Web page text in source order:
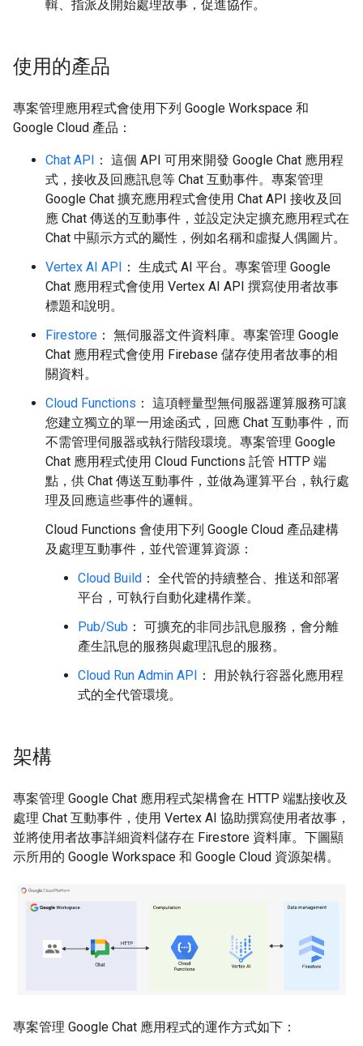
輯、指派及開始處理故事，促進協作。
使用的產品
專案管理應用程式會使用下列 Google Workspace 和
Google Cloud 產品：
Chat API ： 這個 API 可用來開發 Google Chat 應用程
式，接收及回應訊息等 Chat 互動事件。專案管理
Google Chat 擴充應用程式會使用 Chat API 接收及回
應 Chat 傳送的互動事件，並設定決定擴充應用程式在
Chat 中顯示方式的屬性，例如名稱和虛擬人偶圖片。
Vertex AI API ： 生成式 AI 平台。專案管理 Google
Chat 應用程式會使用 Vertex AI API 撰寫使用者故事
標題和說明。
Firestore ： 無伺服器文件資料庫。專案管理 Google
Chat 應用程式會使用 Firebase 儲存使用者故事的相
關資料。
Cloud Functions ： 這項輕量型無伺服器運算服務可讓
您建立獨立的單一用途函式，回應 Chat 互動事件，而
不需管理伺服器或執行階段環境。專案管理 Google
Chat 應用程式使用 Cloud Functions 託管 HTTP 端
點，供 Chat 傳送互動事件，並做為運算平台，執行處
理及回應這些事件的邏輯。
Cloud Functions 會使用下列 Google Cloud 產品建構
及處理互動事件，並代管運算資源：
Cloud Build ： 全代管的持續整合、推送和部署
平台，可執行自動化建構作業。
Pub/Sub ： 可擴充的非同步訊息服務，會分離
產生訊息的服務與處理訊息的服務。
Cloud Run Admin API ： 用於執行容器化應用程
式的全代管環境。
架構
專案管理 Google Chat 應用程式架構會在 HTTP 端點接收及
處理 Chat 互動事件，使用 Vertex AI 協助撰寫使用者故事，
並將使用者故事詳細資料儲存在 Firestore 資料庫。下圖顯
示所用的 Google Workspace 和 Google Cloud 資源架構。
專案管理 Google Chat 應用程式的運作方式如下：